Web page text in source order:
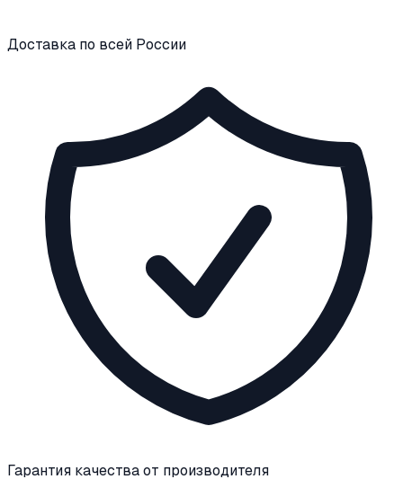
Доставка по всей России
Гарантия качества от производителя